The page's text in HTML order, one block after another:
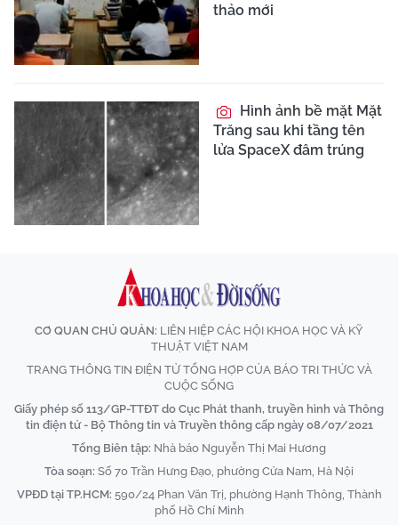
thảo mới
Hình ảnh bề mặt Mặt
Trăng sau khi tầng tên
lửa SpaceX đâm trúng
CƠ QUAN CHỦ QUẢN: LIÊN HIỆP CÁC HỘI KHOA HỌC VÀ KỸ
THUẬT VIỆT NAM
TRANG THÔNG TIN ĐIỆN TỬ TỔNG HỢP CỦA BÁO TRI THỨC VÀ
CUỘC SỐNG
Giấy phép số 113/GP-TTĐT do Cục Phát thanh, truyền hình và Thông
tin điện tử - Bộ Thông tin và Truyền thông cấp ngày 08/07/2021
Tổng Biên tập: Nhà báo Nguyễn Thị Mai Hương
Tòa soạn: Số 70 Trần Hưng Đạo, phường Cửa Nam, Hà Nội
VPĐD tại TP.HCM: 590/24 Phan Văn Trị, phường Hạnh Thông, Thành
phố Hồ Chí Minh